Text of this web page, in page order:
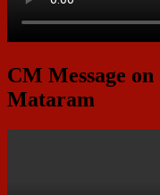
CM Message
Mataram